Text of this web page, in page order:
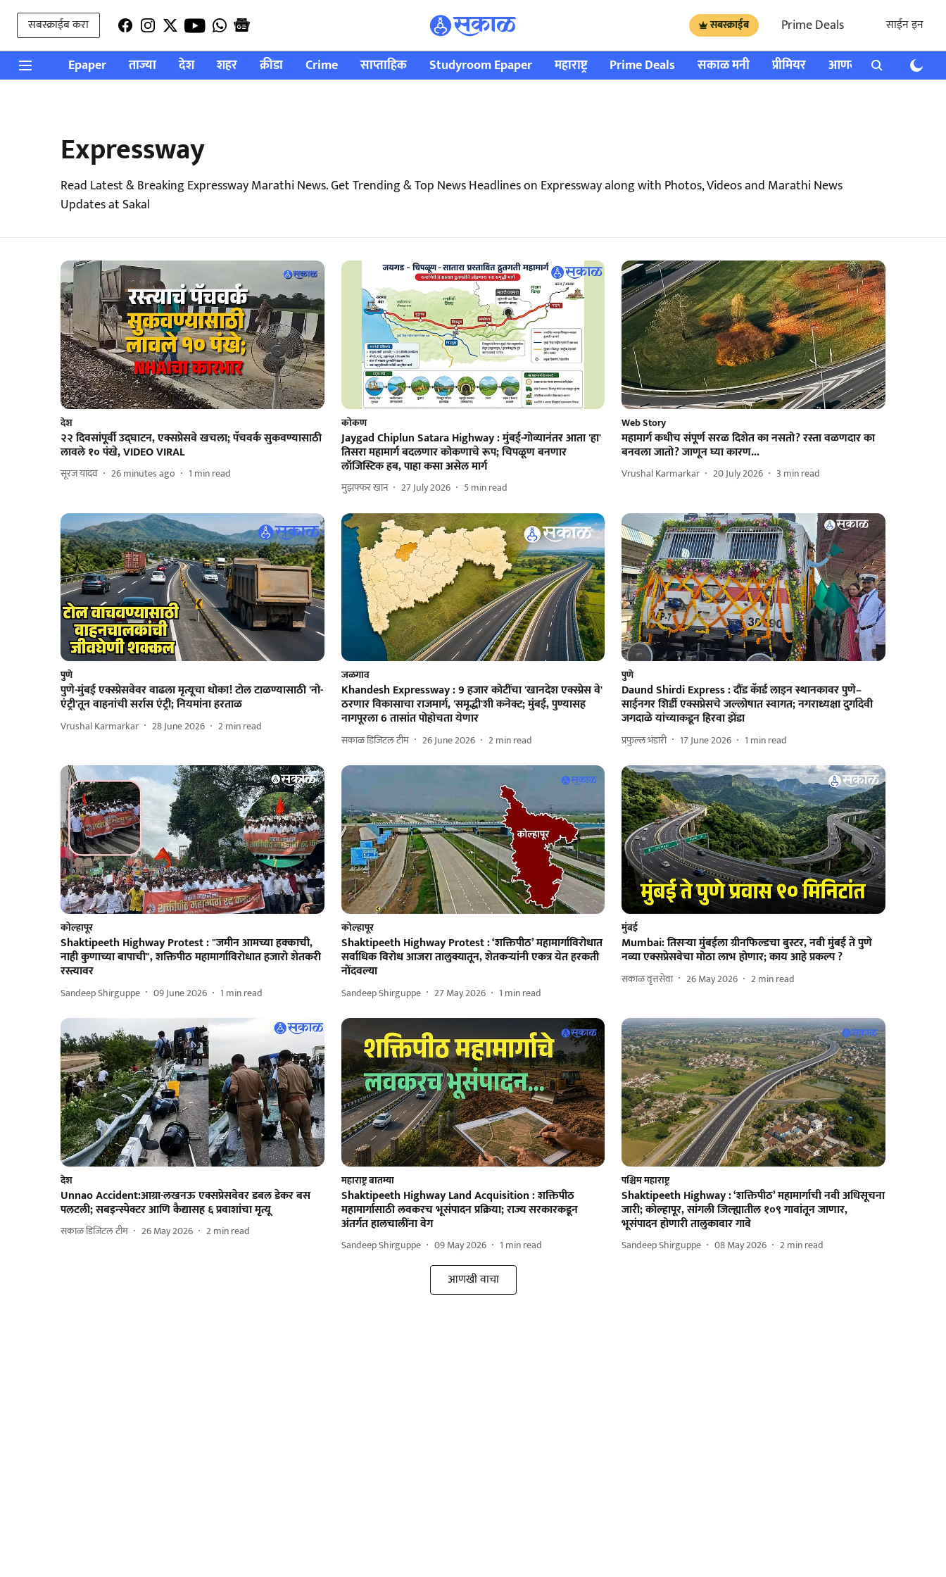
सबस्क्राईब करा सबस्क्राईब Prime Deals साईन इन
Epaper ताज्या देश शहर क्रीडा Crime साप्ताहिक Studyroom Epaper महाराष्ट्र Prime Deals सकाळ मनी प्रीमियर आणखी राशी भविष्य
Expressway
Read Latest & Breaking Expressway Marathi News. Get Trending & Top News Headlines on Expressway along with Photos, Videos and Marathi News
Updates at Sakal
देश
२२ दिवसांपूर्वी उद्घाटन, एक्सप्रेसवे खचला; पॅचवर्क सुकवण्यासाठी
लावले १० पंखे, VIDEO VIRAL
सूरज यादव 26 minutes ago 1 min read
कोकण
Jaygad Chiplun Satara Highway : मुंबई-गोव्यानंतर आता 'हा'
तिसरा महामार्ग बदलणार कोकणाचे रूप; चिपळूण बनणार
लॉजिस्टिक हब, पाहा कसा असेल मार्ग
मुझफ्फर खान 27 July 2026 5min read
Web Story
महामार्ग कधीच संपूर्ण सरळ दिशेत का नसतो? रस्ता वळणदार का
बनवला जातो? जाणून घ्या कारण...
Vrushal Karmarkar 20 July 2026 3 min read
पुणे
पुणे-मुंबई एक्स्प्रेसवेवर वाढला मृत्यूचा धोका! टोल टाळण्यासाठी 'नो-
एंट्री'तून वाहनांची सर्रास एंट्री; नियमांना हरताळ
Vrushal Karmarkar 28 June 2026 2min read
जळगाव
Khandesh Expressway : 9 हजार कोटींचा 'खानदेश एक्स्प्रेस वे'
ठरणार विकासाचा राजमार्ग, 'समृद्धी'शी कनेक्ट; मुंबई, पुण्यासह
नागपूरला 6 तासांत पोहोचता येणार
सकाळ डिजिटल टीम 26 June 2026 2min read
पुणे
Daund Shirdi Express : दौंड कॅार्ड लाइन स्थानकावर पुणे–
साईनगर शिर्डी एक्सप्रेसचे जल्लोषात स्वागत; नगराध्यक्षा दुर्गादेवी
जगदाळे यांच्याकडून हिरवा झेंडा
प्रफुल्ल भंडारी 17 June 2026 1 min read
कोल्हापूर
Shaktipeeth Highway Protest : "जमीन आमच्या हक्काची,
नाही कुणाच्या बापाची", शक्तिपीठ महामार्गाविरोधात हजारो शेतकरी
रस्त्यावर
Sandeep Shirguppe 09 June 2026 1 min read
कोल्हापूर
Shaktipeeth Highway Protest : ‘शक्तिपीठ’ महामार्गाविरोधात
सर्वाधिक विरोध आजरा तालुक्यातून, शेतकऱ्यांनी एकत्र येत हरकती
नोंदवल्या
Sandeep Shirguppe 27 May 2026 1 min read
मुंबई
Mumbai: तिसऱ्या मुंबईला ग्रीनफिल्डचा बुस्टर, नवी मुंबई ते पुणे
नव्या एक्सप्रेसवेचा मोठा लाभ होणार; काय आहे प्रकल्प ?
सकाळ वृत्तसेवा 26 May 2026 2min read
देश
Unnao Accident:आग्रा-लखनऊ एक्सप्रेसवेवर डबल डेकर बस
पलटली; सबइन्स्पेक्टर आणि कैद्यासह ६ प्रवाशांचा मृत्यू
सकाळ डिजिटल टीम 26 May 2026 2min read
महाराष्ट्र बातम्या
Shaktipeeth Highway Land Acquisition : शक्तिपीठ
महामार्गासाठी लवकरच भूसंपादन प्रक्रिया; राज्य सरकारकडून
अंतर्गत हालचालींना वेग
Sandeep Shirguppe 09 May 2026 1 min read
पश्चिम महाराष्ट्र
Shaktipeeth Highway : ‘शक्तिपीठ’ महामार्गाची नवी अधिसूचना
जारी; कोल्हापूर, सांगली जिल्ह्यातील १०९ गावांतून जाणार,
भूसंपादन होणारी तालुकावार गावे
Sandeep Shirguppe 08 May 2026 2min read
आणखी वाचा